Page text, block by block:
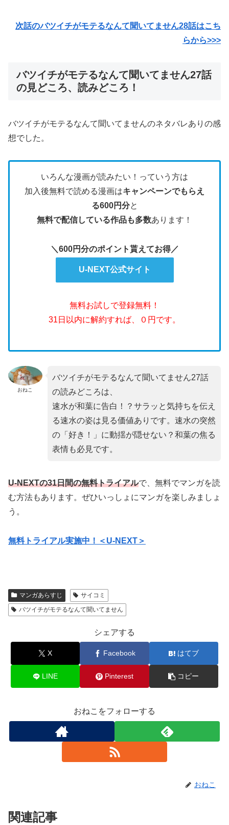
次話のバツイチがモテるなんて聞いてません28話はこち
らから>>>
バツイチがモテるなんて聞いてません27話
の見どころ、読みどころ！
バツイチがモテるなんて聞いてませんのネタバレありの感
想でした。
いろんな漫画が読みたい！っていう方は
加入後無料で読める漫画はキャンペーンでもらえ
る600円分と
無料で配信している作品も多数あります！
＼600円分のポイント貰えてお得／
U-NEXT公式サイト
無料お試しで登録無料！
31日以内に解約すれば、０円です。
おねこ
バツイチがモテるなんて聞いてません27話
の読みどころは、
速水が和葉に告白！？サラッと気持ちを伝え
る速水の姿は見る価値ありです。速水の突然
の「好き！」に動揺が隠せない？和葉の焦る
表情も必見です。
U-NEXTの31日間の無料トライアルで、無料でマンガを読
む方法もあります。ぜひいっしょにマンガを楽しみましょ
う。
無料トライアル実施中！＜U-NEXT＞
マンガあらすじ
サイコミ
バツイチがモテるなんて聞いてません
シェアする
X Facebook はてブ
LINE Pinterest コピー
おねこをフォローする
おねこ
関連記事